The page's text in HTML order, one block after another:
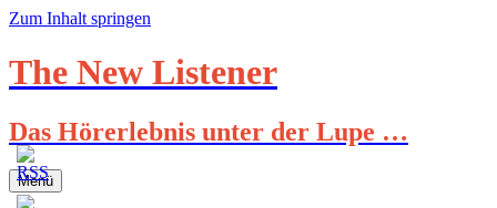
Zum Inhalt springen
The New Listener
Das Hörerlebnis unter der Lupe …
Menü